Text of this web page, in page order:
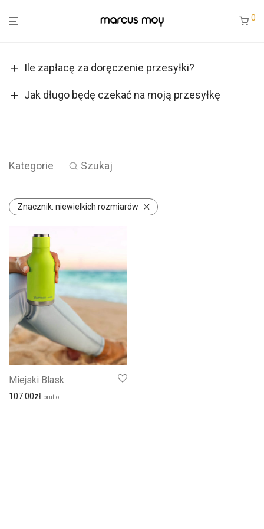
0
Ile zapłacę za doręczenie przesyłki?
Jak długo będę czekać na moją przesyłkę
Kategorie Szukaj
Znacznik: niewielkich rozmiarów
Miejski Blask
107.00zł brutto